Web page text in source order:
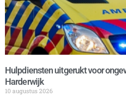
Hulpdiensten uitgerukt voor
Harderwijk
10 augustus 2026